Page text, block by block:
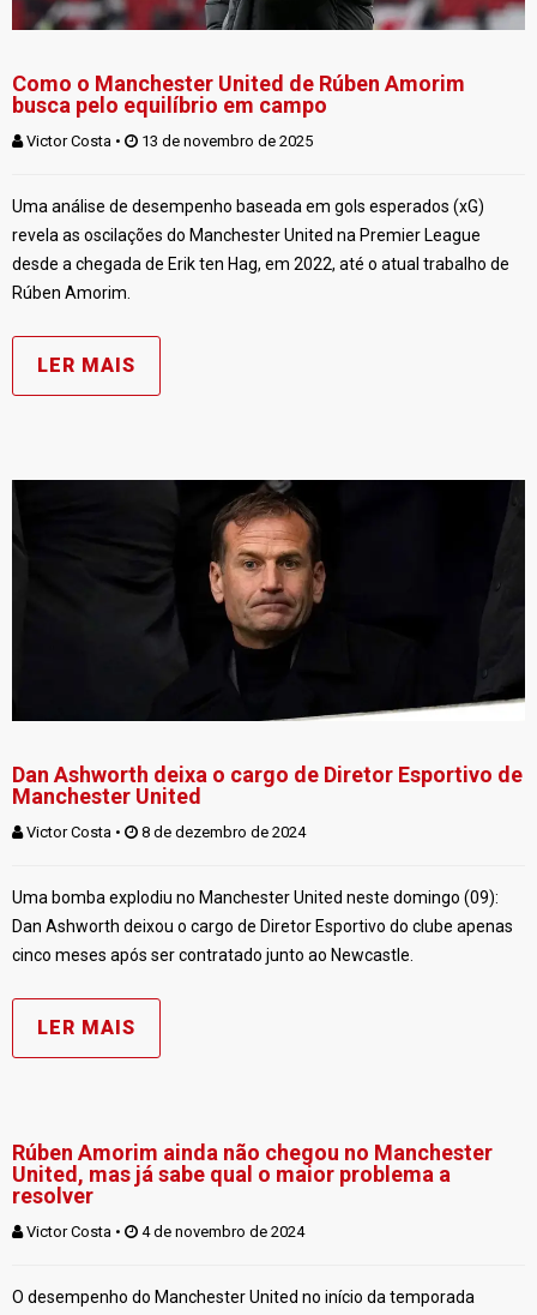
Como o Manchester United de Rúben Amorim
busca pelo equilíbrio em campo
Victor Costa • 13 de novembro de 2025
Uma análise de desempenho baseada em gols esperados (xG)
revela as oscilações do Manchester United na Premier League
desde a chegada de Erik ten Hag, em 2022, até o atual trabalho de
Rúben Amorim.
LER MAIS
Dan Ashworth deixa o cargo de Diretor Esportivo de
Manchester United
Victor Costa • 8 de dezembro de 2024
Uma bomba explodiu no Manchester United neste domingo (09):
Dan Ashworth deixou o cargo de Diretor Esportivo do clube apenas
cinco meses após ser contratado junto ao Newcastle.
LER MAIS
Rúben Amorim ainda não chegou no Manchester
United, mas já sabe qual o maior problema a
resolver
Victor Costa • 4 de novembro de 2024
O desempenho do Manchester United no início da temporada